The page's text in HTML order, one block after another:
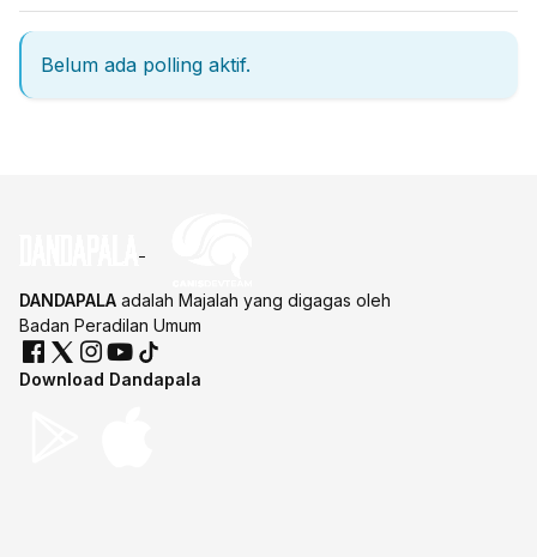
Belum ada polling aktif.
DANDAPALA adalah Majalah yang digagas oleh
Badan Peradilan Umum
Download Dandapala